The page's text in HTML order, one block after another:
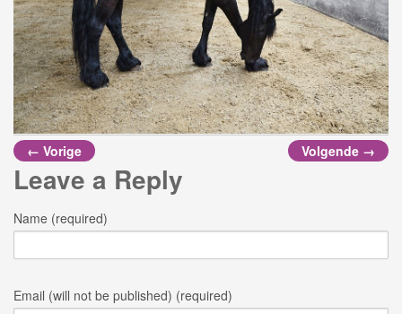
← Vorige Volgende →
Leave a Reply
Name (required)
Email (will not be published) (required)